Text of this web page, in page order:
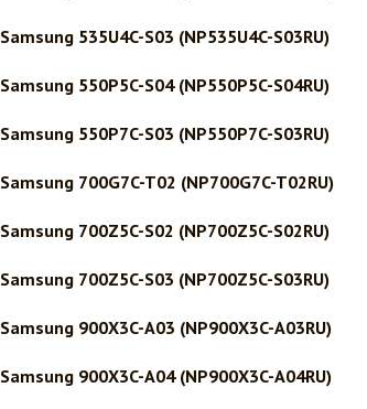
Samsung 535U4C-S03 (NP535U4C-S03RU)
Samsung 550P5C-S04 (NP550P5C-S04RU)
Samsung 550P7C-S03 (NP550P7C-S03RU)
Samsung 700G7C-T02 (NP700G7C-T02RU)
Samsung 700Z5C-S02 (NP700Z5C-S02RU)
Samsung 700Z5C-S03 (NP700Z5C-S03RU)
Samsung 900X3C-A03 (NP900X3C-A03RU)
Samsung 900X3C-A04 (NP900X3C-A04RU)